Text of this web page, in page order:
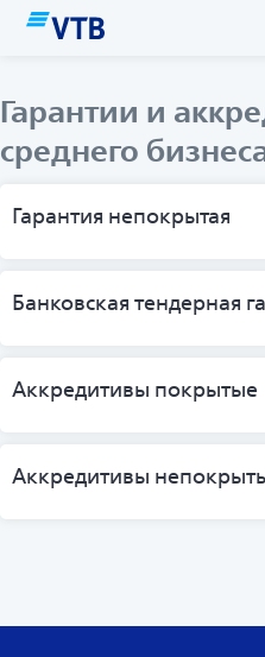
Гарантии и
среднего
Гарантия непокрытая
Банковская тендерная
Аккредитивы покрытые
Аккредитивы